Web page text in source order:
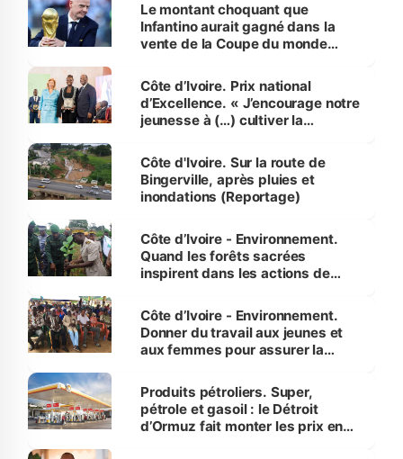
Le montant choquant que
Infantino aurait gagné dans la
vente de la Coupe du monde
Côte d’Ivoire. Prix national
d’Excellence. « J’encourage notre
jeunesse à (…) cultiver la
(Alassane Ouattara
Côte d'Ivoire. Sur la route de
Bingerville, après pluies et
inondations (Reportage)
Côte d’Ivoire - Environnement.
Quand les forêts sacrées
inspirent dans les actions de
Côte d’Ivoire - Environnement.
Donner du travail aux jeunes et
aux femmes pour assurer la
menacées
Produits pétroliers. Super,
pétrole et gasoil : le Détroit
d’Ormuz fait monter les prix en